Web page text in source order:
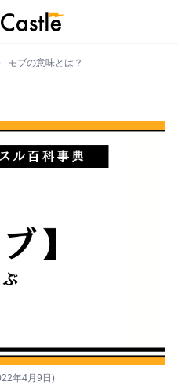
モブの意味とは？
年4月9日)